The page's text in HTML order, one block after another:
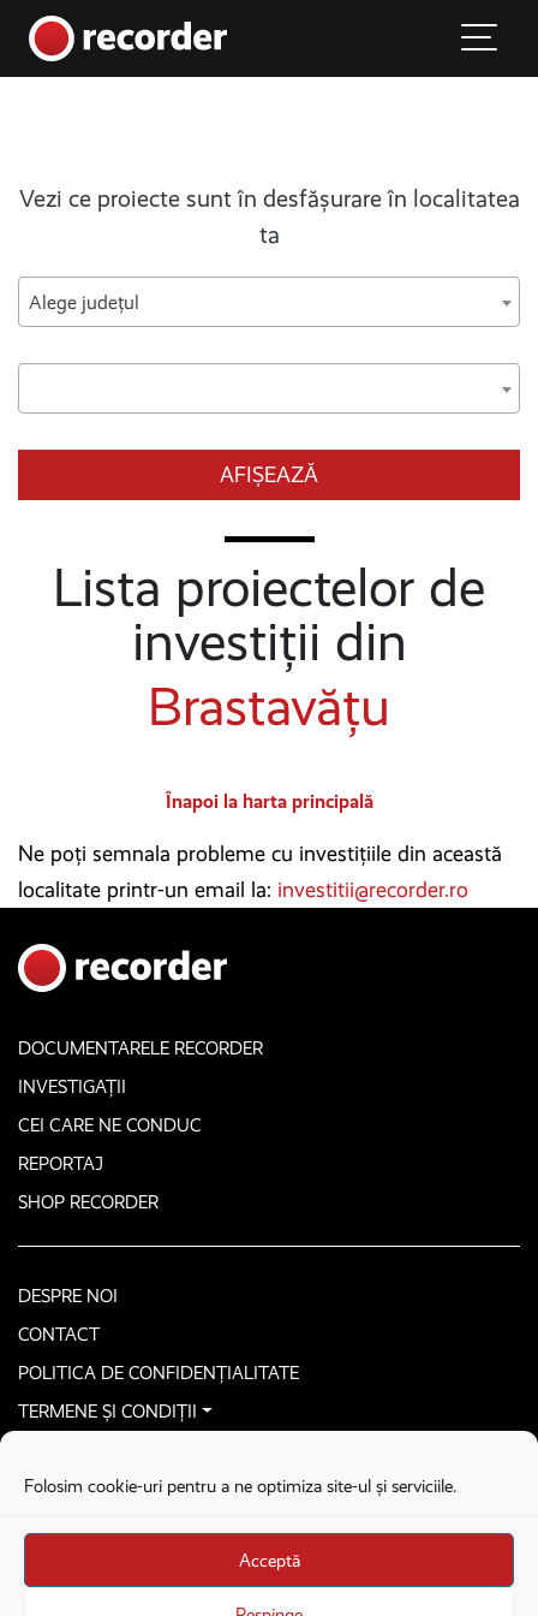
Folosim cookie-uri pentru a ne optimiza site-ul și serviciile.
Acceptă
Main Navigation
Vezi ce proiecte sunt în desfășurare în localitatea
ta
Alege județul
AFIȘEAZĂ
Lista proiectelor de
investiții din
Brastavățu
Înapoi la harta principală
Ne poți semnala probleme cu investițiile din această
localitate printr-un email la: investitii@recorder.ro
DOCUMENTARELE RECORDER
INVESTIGAȚII
CEI CARE NE CONDUC
REPORTAJ
SHOP RECORDER
DESPRE NOI
CONTACT
POLITICA DE CONFIDENȚIALITATE
TERMENE ȘI CONDIȚII
Stega creative
Brandul Recorder e operat de Asociația Recorder Community, sub licența SC